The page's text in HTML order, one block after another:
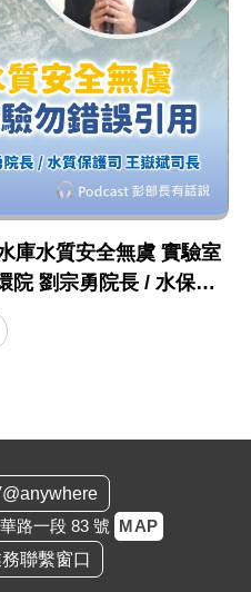
庫水質安全無虞 實驗室
院 劉宗勇院長 / 水保司
路一段 83 號 MAP
聯繫窗口